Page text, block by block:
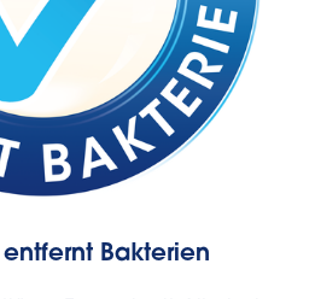
entfernt Bakterien